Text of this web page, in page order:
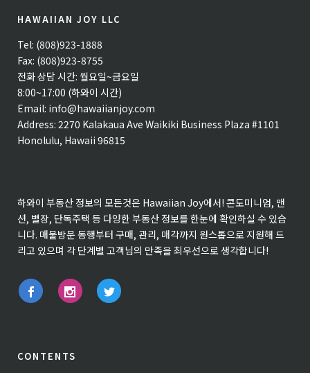
HAWAIIAN JOY LLC
Tel: (808)923-1888
Fax: (808)923-8755
전화 상담 시간: 월요일~금요일
8:00~17:00 (하와이 시간)
Email: info@hawaiianjoy.com
Address: 2270 Kalakaua Ave Waikiki Business Plaza #1101
Honolulu, Hawaii 96815
하와이 부동산 정보의 모든것은 Hawaiian Joy에서! 콘도미니엄, 맨
션, 별장, 단독주택 등 다양한 부동산 정보를 한눈에 확인하실 수 있습
니다. 매물방문 동행부터 구매, 관리, 매각까지 원스톱으로 지원해 드
리고 있으며 각 단계별 고객님의 만족을 최우선으로 생각합니다!
CONTENTS